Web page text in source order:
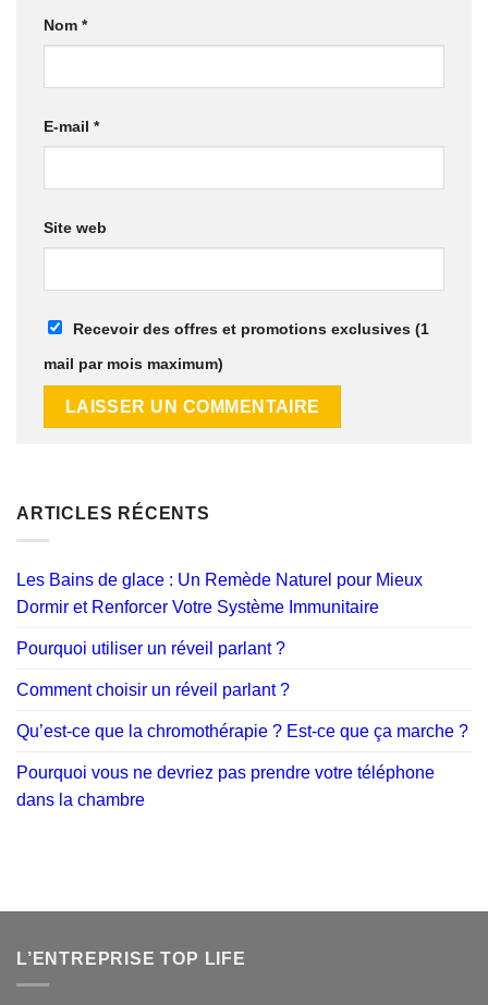
Nom *
E-mail *
Site web
Recevoir des offres et promotions exclusives (1
mail par mois maximum)
ARTICLES RÉCENTS
Les Bains de glace : Un Remède Naturel pour Mieux
Dormir et Renforcer Votre Système Immunitaire
Pourquoi utiliser un réveil parlant ?
Comment choisir un réveil parlant ?
Qu’est-ce que la chromothérapie ? Est-ce que ça marche ?
Pourquoi vous ne devriez pas prendre votre téléphone
dans la chambre
L’ENTREPRISE TOP LIFE